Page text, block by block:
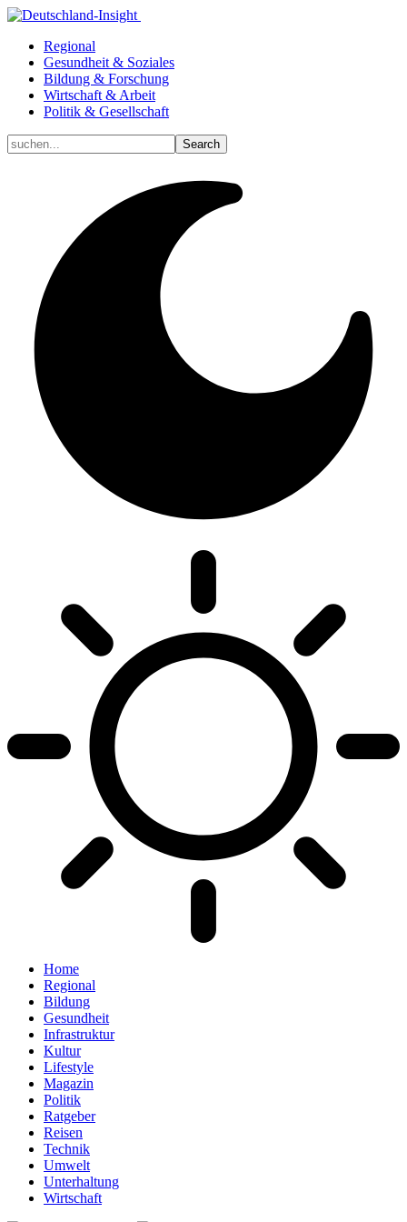
Regional
Gesundheit & Soziales
Bildung & Forschung
Wirtschaft & Arbeit
Politik & Gesellschaft
Home
Regional
Bildung
Gesundheit
Infrastruktur
Kultur
Lifestyle
Magazin
Politik
Ratgeber
Reisen
Technik
Umwelt
Unterhaltung
Wirtschaft